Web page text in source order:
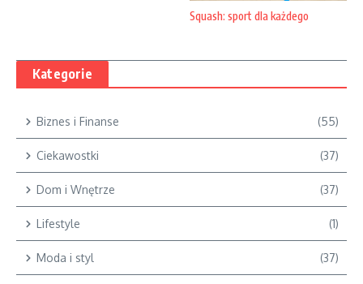
Squash: sport dla każdego
Kategorie
Biznes i Finanse (55)
Ciekawostki (37)
Dom i Wnętrze (37)
Lifestyle (1)
Moda i styl (37)